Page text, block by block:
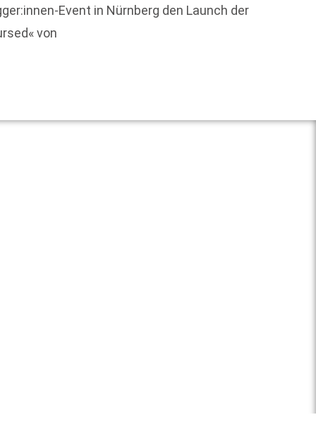
Event in Nürnberg den Launch der
von